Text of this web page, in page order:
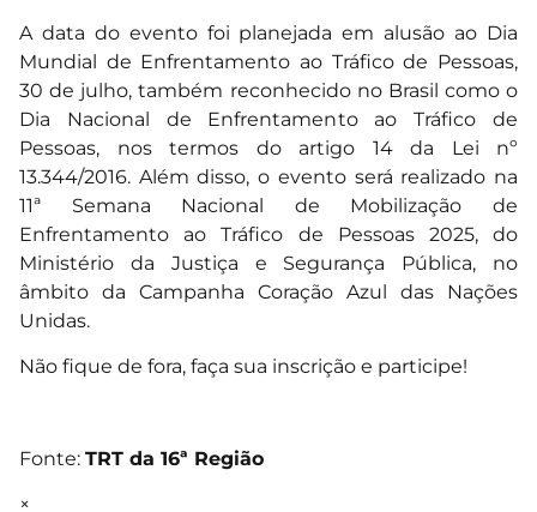
A data do evento foi planejada em alusão ao Dia
Mundial de Enfrentamento ao Tráfico de Pessoas,
30 de julho, também reconhecido no Brasil como o
Dia Nacional de Enfrentamento ao Tráfico de
Pessoas, nos termos do artigo 14 da Lei nº
13.344/2016. Além disso, o evento será realizado na
11ª Semana Nacional de Mobilização de
Enfrentamento ao Tráfico de Pessoas 2025, do
Ministério da Justiça e Segurança Pública, no
âmbito da Campanha Coração Azul das Nações
Unidas.
Não fique de fora, faça sua inscrição e participe!
Fonte: TRT da 16ª Região
×